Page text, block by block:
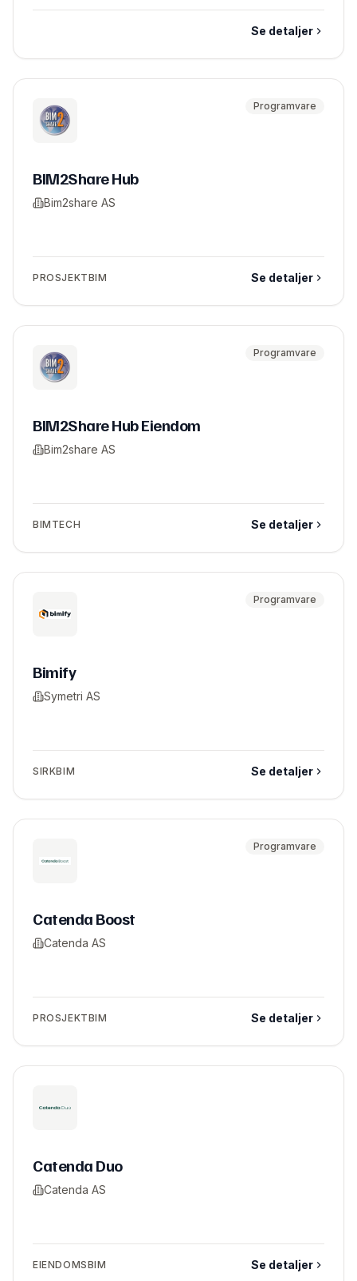
Se detaljer
Programvare
BIM2Share Hub
Bim2share AS
PROSJEKTBIM Se detaljer
Programvare
BIM2Share Hub Eiendom
Bim2share AS
BIMTECH Se detaljer
Programvare
Bimify
Symetri AS
SIRKBIM Se detaljer
Programvare
Catenda Boost
Catenda AS
PROSJEKTBIM Se detaljer
Catenda Duo
Catenda AS
EIENDOMSBIM Se detaljer